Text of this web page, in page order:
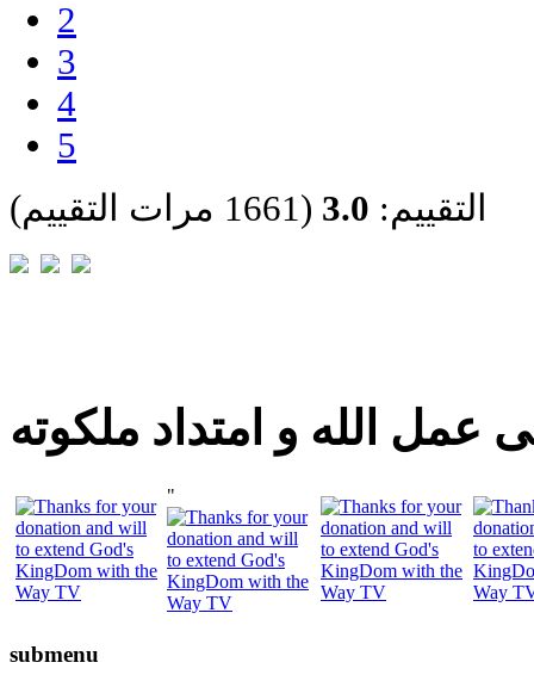
2
3
4
5
التقييم: 3.0 (1661 مرات التقييم)
عمل الله و امتداد ملكوته
"
submenu